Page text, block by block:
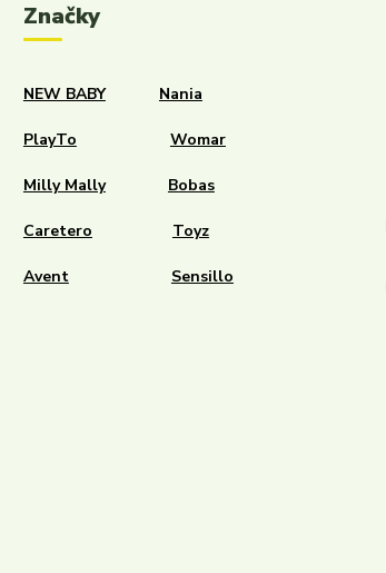
Značky
NEW BABY Nania
PlayTo Womar
Milly Mally Bobas
Caretero Toyz
Avent Sensillo